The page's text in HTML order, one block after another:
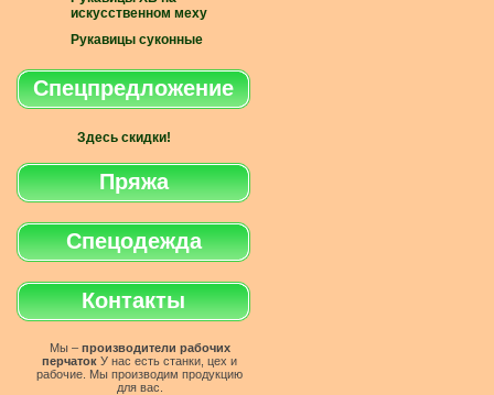
искусственном меху
Рукавицы суконные
Спецпредложение
Здесь скидки!
Пряжа
Спецодежда
Контакты
Мы – производители рабочих
перчаток У нас есть станки, цех и
рабочие. Мы производим продукцию
для вас.